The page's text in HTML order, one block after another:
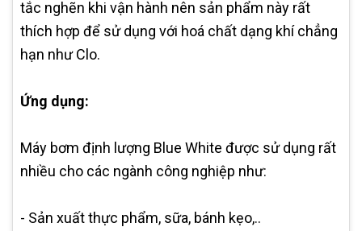
tắc nghẽn khi vận hành nên sản phẩm này rất
thích hợp để sử dụng với hoá chất dạng khí chẳng
hạn như Clo.
Ứng dụng:
Máy bơm định lượng Blue White được sử dụng rất
nhiều cho các ngành công nghiệp như:
- Sản xuất thực phẩm, sữa, bánh kẹo,..